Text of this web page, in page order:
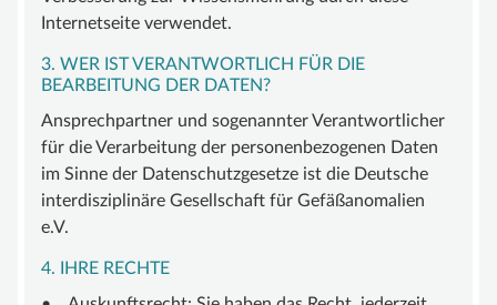
Internetseite verwendet.
3. WER IST VERANTWORTLICH FÜR DIE
BEARBEITUNG DER DATEN?
Ansprechpartner und sogenannter Verantwortlicher
für die Verarbeitung der personenbezogenen Daten
im Sinne der Datenschutzgesetze ist die Deutsche
interdisziplinäre Gesellschaft für Gefäßanomalien
e.V.
4. IHRE RECHTE